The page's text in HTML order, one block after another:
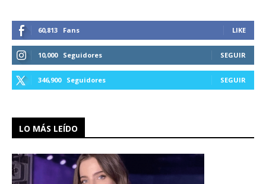
60,813 Fans LIKE
10,000 Seguidores SEGUIR
346,900 Seguidores SEGUIR
LO MÁS LEÍDO